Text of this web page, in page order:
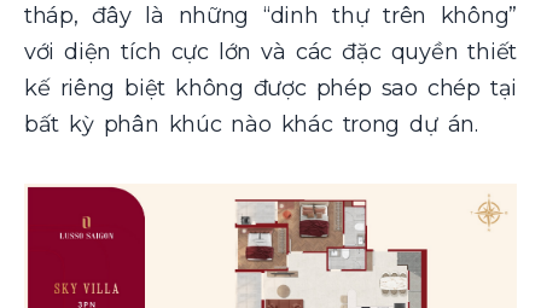
tháp, đây là những “dinh thự trên không”
với diện tích cực lớn và các đặc quyền thiết
kế riêng biệt không được phép sao chép tại
bất kỳ phân khúc nào khác trong dự án.